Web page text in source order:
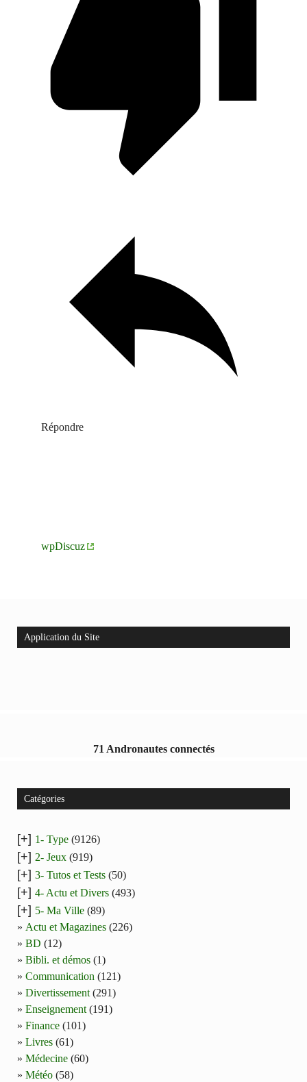
Répondre
wpDiscuz
Application du Site
71 Andronautes connectés
Catégories
[+] 1- Type (9126)
[+] 2- Jeux (919)
[+] 3- Tutos et Tests (50)
[+] 4- Actu et Divers (493)
[+] 5- Ma Ville (89)
Actu et Magazines (226)
BD (12)
Bibli. et démos (1)
Communication (121)
Divertissement (291)
Enseignement (191)
Finance (101)
Livres (61)
Médecine (60)
Météo (58)